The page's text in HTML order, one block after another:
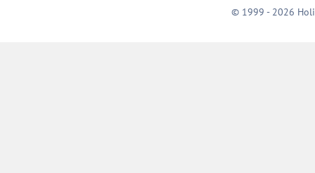
© 1999 - 2026